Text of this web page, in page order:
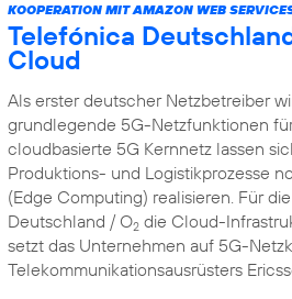
KOOPERATION MIT AMAZON WEB
Telefónica
Cloud
Als erster deutscher Netzbetreiber
grundlegende 5G-Netzfunktionen
cloudbasierte 5G Kernnetz lassen
Produktions- und Logistikprozesse
(Edge Computing) realisieren. Für
Deutschland / O2 die Cloud-
setzt das Unternehmen auf 5G-
Telekommunikationsausrüsters